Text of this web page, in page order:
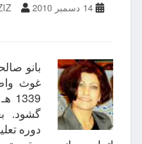
14 دسمبر 2010
بانو
گشود.
دوره